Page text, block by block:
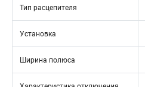
Тип расцепителя
Установка
Ширина полюса